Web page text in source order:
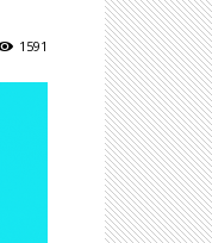
1591